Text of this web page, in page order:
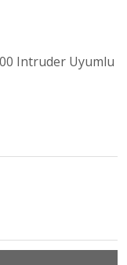
Intruder Uyumlu